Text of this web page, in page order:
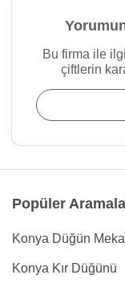
Bu firma ile
çiftlerin
Popüler
Konya Düğün
Konya Kır Düğünü